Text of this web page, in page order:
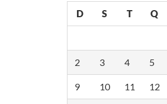
D S T Q
2 3 4 5
9 10 11 12